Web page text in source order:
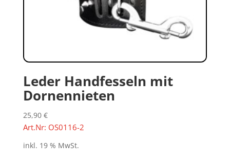
Leder Handfesseln mit
Dornennieten
25,90 €
Art.Nr: OS0116-2
inkl. 19 % MwSt.